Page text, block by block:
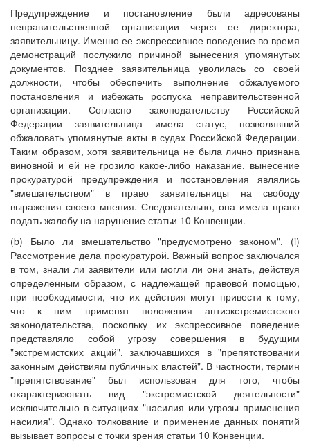
Предупреждение и постановление были адресованы
неправительственной организации через ее директора,
заявительницу. Именно ее экспрессивное поведение во время
демонстраций послужило причиной вынесения упомянутых
документов. Позднее заявительница уволилась со своей
должности, чтобы обеспечить выполнение обжалуемого
постановления и избежать роспуска неправительственной
организации. Согласно законодательству Российской
Федерации заявительница имела статус, позволявший
обжаловать упомянутые акты в судах Российской Федерации.
Таким образом, хотя заявительница не была лично признана
виновной и ей не грозило какое-либо наказание, вынесение
прокуратурой предупреждения и постановления являлись
"вмешательством" в право заявительницы на свободу
выражения своего мнения. Следовательно, она имела право
подать жалобу на нарушение статьи 10 Конвенции.
(b) Было ли вмешательство "предусмотрено законом". (i)
Рассмотрение дела прокуратурой. Важный вопрос заключался
в том, знали ли заявители или могли ли они знать, действуя
определенным образом, с надлежащей правовой помощью,
при необходимости, что их действия могут привести к тому,
что к ним применят положения антиэкстремистского
законодательства, поскольку их экспрессивное поведение
представляло собой угрозу совершения в будущим
"экстремистских акций", заключавшихся в "препятствовании
законным действиям публичных властей". В частности, термин
"препятствование" был использован для того, чтобы
охарактеризовать вид "экстремистской деятельности"
исключительно в ситуациях "насилия или угрозы применения
насилия". Однако толкование и применение данных понятий
вызывает вопросы с точки зрения статьи 10 Конвенции.